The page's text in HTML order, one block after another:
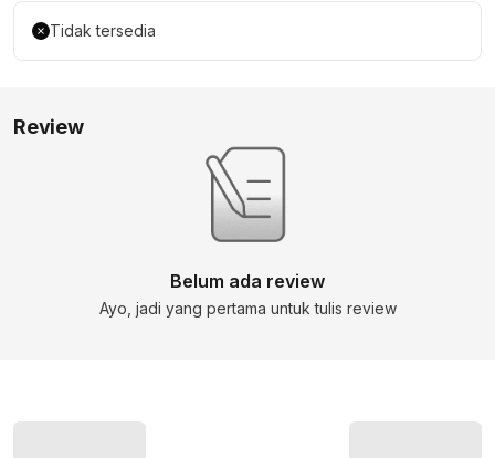
Tidak tersedia
Review
Belum ada review
Ayo, jadi yang pertama untuk tulis review